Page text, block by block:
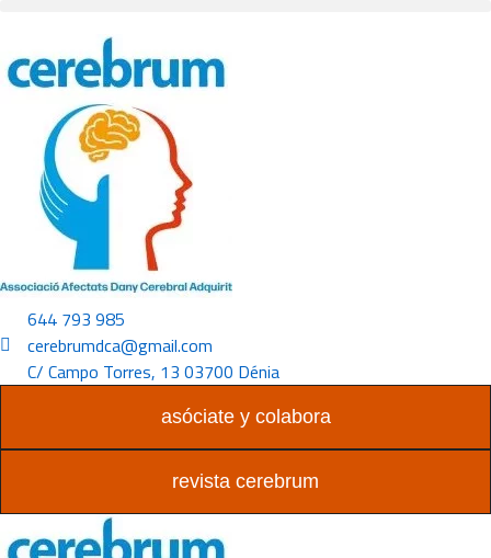
contenido
644 793 985
cerebrumdca@gmail.com
C/ Campo Torres, 13 03700 Dénia
asóciate y colabora
revista cerebrum